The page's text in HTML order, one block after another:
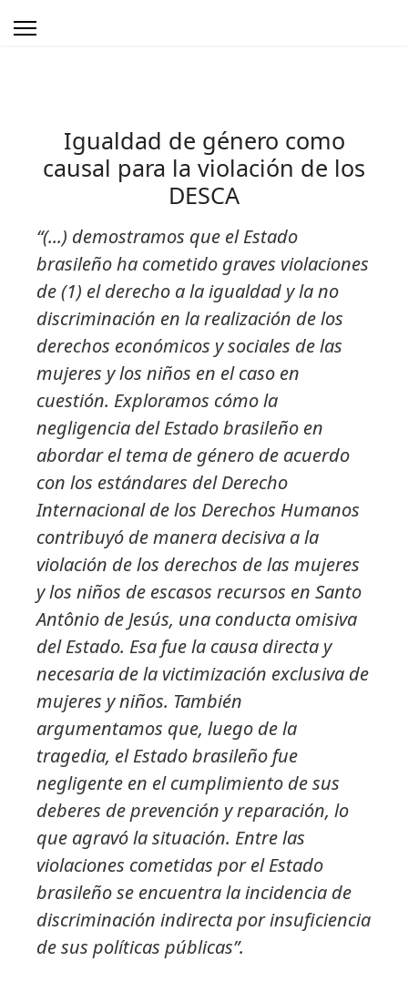
Igualdad de género como
causal para la violación de los
DESCA
“(...) demostramos que el Estado
brasileño ha cometido graves violaciones
de (1) el derecho a la igualdad y la no
discriminación en la realización de los
derechos económicos y sociales de las
mujeres y los niños en el caso en
cuestión. Exploramos cómo la
negligencia del Estado brasileño en
abordar el tema de género de acuerdo
con los estándares del Derecho
Internacional de los Derechos Humanos
contribuyó de manera decisiva a la
violación de los derechos de las mujeres
y los niños de escasos recursos en Santo
Antônio de Jesús, una conducta omisiva
del Estado. Esa fue la causa directa y
necesaria de la victimización exclusiva de
mujeres y niños. También
argumentamos que, luego de la
tragedia, el Estado brasileño fue
negligente en el cumplimiento de sus
deberes de prevención y reparación, lo
que agravó la situación. Entre las
violaciones cometidas por el Estado
brasileño se encuentra la incidencia de
discriminación indirecta por insuficiencia
de sus políticas públicas”.